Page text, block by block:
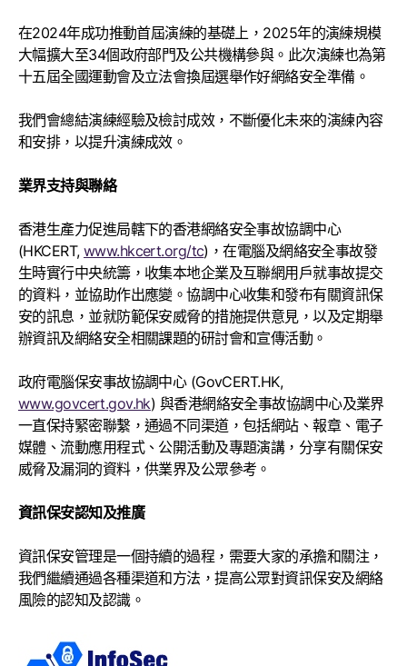
在2024年成功推動首屆演練的基礎上，2025年的演練規模
大幅擴大至34個政府部門及公共機構參與。此次演練也為第
十五屆全國運動會及立法會換屆選舉作好網絡安全準備。
我們會總結演練經驗及檢討成效，不斷優化未來的演練內容
和安排，以提升演練成效。
業界支持與聯絡
香港生產力促進局轄下的香港網絡安全事故協調中心
(HKCERT, www.hkcert.org/tc)，在電腦及網絡安全事故發
生時實行中央統籌，收集本地企業及互聯網用戶就事故提交
的資料，並協助作出應變。協調中心收集和發布有關資訊保
安的訊息，並就防範保安威脅的措施提供意見，以及定期舉
辦資訊及網絡安全相關課題的研討會和宣傳活動。
政府電腦保安事故協調中心 (GovCERT.HK,
www.govcert.gov.hk) 與香港網絡安全事故協調中心及業界
一直保持緊密聯繫，通過不同渠道，包括網站、報章、電子
媒體、流動應用程式、公開活動及專題演講，分享有關保安
威脅及漏洞的資料，供業界及公眾參考。
資訊保安認知及推廣
資訊保安管理是一個持續的過程，需要大家的承擔和關注，
我們繼續通過各種渠道和方法，提高公眾對資訊保安及網絡
風險的認知及認識。